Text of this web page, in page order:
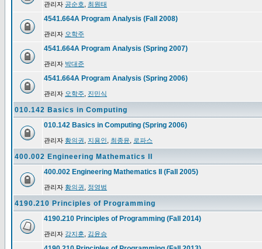
관리자 공순호 최원태
4541.664A Program Analysis (Fall 2008)
관리자 오학주
4541.664A Program Analysis (Spring 2007)
관리자 박대준
4541.664A Program Analysis (Spring 2006)
관리자 오학주 진민식
010.142 Basics in Computing
010.142 Basics in Computing (Spring 2006)
관리자 황의권 지용인 최종윤 로파스
400.002 Engineering Mathematics II
400.002 Engineering Mathematics II (Fall 2005)
관리자 황의권 정영범
4190.210 Principles of Programming
4190.210 Principles of Programming (Fall 2014)
관리자 강지훈 김윤승